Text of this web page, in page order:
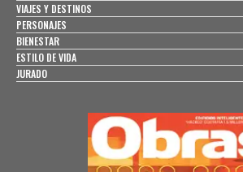
VIAJES Y DESTINOS
PERSONAJES
BIENESTAR
ESTILO DE VIDA
JURADO